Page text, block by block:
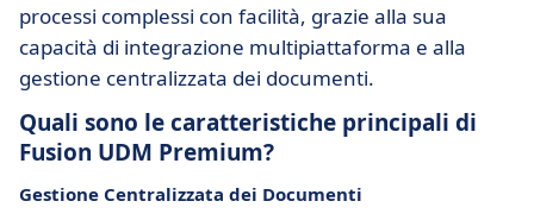
processi complessi con facilità, grazie alla sua
capacità di integrazione multipiattaforma e alla
gestione centralizzata dei documenti.
Quali sono le caratteristiche principali di
Fusion UDM Premium?
Gestione Centralizzata dei Documenti